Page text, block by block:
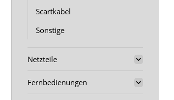
Scartkabel
Sonstige
Netzteile
Fernbedienungen